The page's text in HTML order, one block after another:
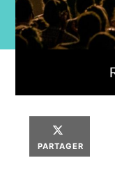
PARTAGER